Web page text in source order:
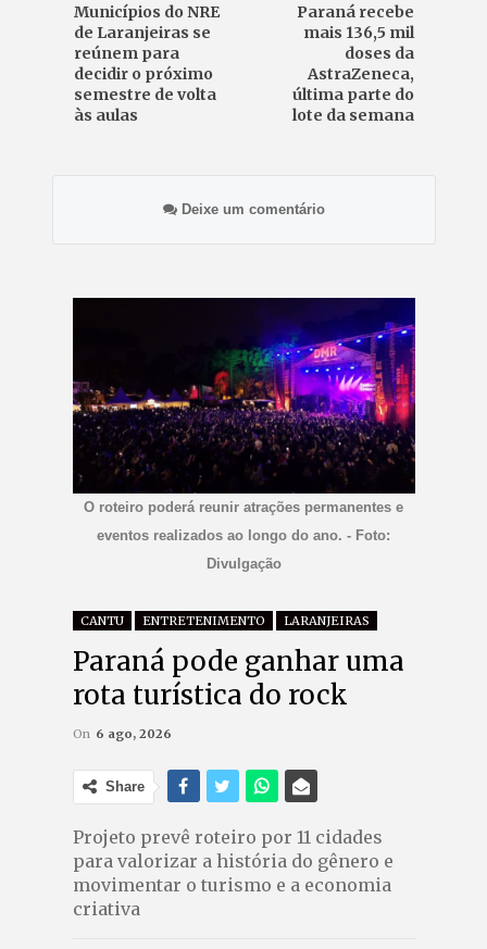
Municípios do NRE
de Laranjeiras se
reúnem para
decidir o próximo
semestre de volta
às aulas
Paraná recebe
mais 136,5 mil
doses da
AstraZeneca,
última parte do
lote da semana
Deixe um comentário
O roteiro poderá reunir atrações permanentes e
eventos realizados ao longo do ano. - Foto:
Divulgação
CANTU ENTRETENIMENTO LARANJEIRAS
Paraná pode ganhar uma
rota turística do rock
On 6 ago, 2026
Share
Projeto prevê roteiro por 11 cidades
para valorizar a história do gênero e
movimentar o turismo e a economia
criativa